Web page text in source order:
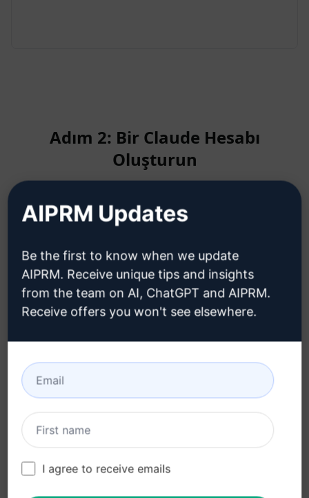
Adım 2: Bir Claude Hesabı
Oluşturun
Claude hesabının nasıl
buraya tıklayın
İstemi şimdi Claude'da deneyin
AIPRM Updates
Be the first to know when we update
AIPRM. Receive unique tips and insights
from the team on AI, ChatGPT and AIPRM.
Receive offers you won't see elsewhere.
I agree to receive emails